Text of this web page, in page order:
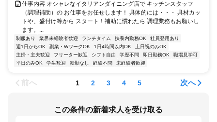
仕事内容 オシャレなイタリアンダイニング店で キッチンスタッフ
（調理補助）の お仕事をお任せします！ 具体的には・・・ 具材カッ
トや、盛付け等から スタート！補助に慣れたら 調理業務もお願いし
ます。...
制服あり 業界未経験者歓迎 ランチタイム 扶養内勤務OK
社員登用あり
週1日からOK
副業・WワークOK 1日4時間以内OK
土日祝のみOK
主婦・主夫歓迎
フリーター歓迎 シフト自由 学歴不問 即日勤務OK
職場見学可
平日のみOK
学生歓迎 転勤なし 経験不問 未経験者歓迎
前へ 1 2 3 4 5 次へ
この条件の新着求人を受け取る